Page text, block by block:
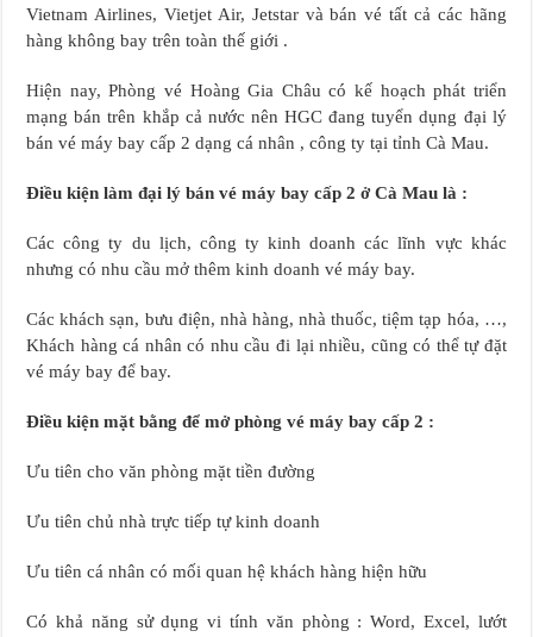
Vietnam Airlines, Vietjet Air, Jetstar và bán vé tất cả các hãng
hàng không bay trên toàn thế giới .
Hiện nay, Phòng vé Hoàng Gia Châu có kế hoạch phát triển
mạng bán trên khắp cả nước nên HGC đang tuyển dụng đại lý
bán vé máy bay cấp 2 dạng cá nhân , công ty tại tỉnh Cà Mau.
Điều kiện làm đại lý bán vé máy bay cấp 2 ở Cà Mau là :
Các công ty du lịch, công ty kinh doanh các lĩnh vực khác
nhưng có nhu cầu mở thêm kinh doanh vé máy bay.
Các khách sạn, bưu điện, nhà hàng, nhà thuốc, tiệm tạp hóa, …,
Khách hàng cá nhân có nhu cầu đi lại nhiều, cũng có thể tự đặt
vé máy bay để bay.
Điều kiện mặt bằng để mở phòng vé máy bay cấp 2 :
Ưu tiên cho văn phòng mặt tiền đường
Ưu tiên chủ nhà trực tiếp tự kinh doanh
Ưu tiên cá nhân có mối quan hệ khách hàng hiện hữu
Có khả năng sử dụng vi tính văn phòng : Word, Excel, lướt